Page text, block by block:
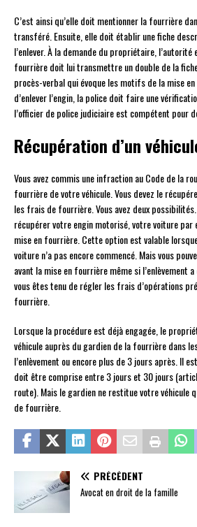
C’est ainsi qu’elle doit mentionner la fourrière
transféré. Ensuite, elle doit établir une fiche
l’enlever. À la demande du propriétaire, l’autorité
fourrière doit lui transmettre un double de la
procès-verbal qui évoque les motifs de la mise
d’enlever l’engin, la police doit faire une
l’officier de police judiciaire est compétent pour
Récupération d’un
Vous avez commis une infraction au Code de la
fourrière de votre véhicule. Vous devez le
les frais de fourrière. Vous avez deux
récupérer votre engin motorisé, votre voiture par
mise en fourrière. Cette option est valable
voiture n’a pas encore commencé. Mais vous
avant la mise en fourrière même si l’enlèvement
vous êtes tenu de régler les frais d’opérations
fourrière.
Lorsque la procédure est déjà engagée, le
véhicule auprès du gardien de la fourrière dans
l’enlèvement ou encore plus de 3 jours après. Il
doit être comprise entre 3 jours et 30 jours
route). Mais le gardien ne restitue votre véhicule
de fourrière.
PRÉCÉDENT
Avocat en droit de la famille